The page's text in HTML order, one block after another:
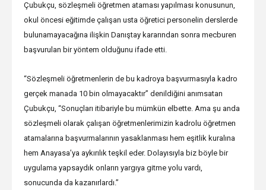
Çubukçu, sözleşmeli öğretmen ataması yapılması konusunun,
okul öncesi eğitimde çalışan usta öğretici personelin derslerde
bulunamayacağına ilişkin Danıştay kararından sonra mecburen
başvurulan bir yöntem olduğunu ifade etti.
“Sözleşmeli öğretmenlerin de bu kadroya başvurmasıyla kadro
gerçek manada 10 bin olmayacaktır” denildiğini anımsatan
Çubukçu, “Sonuçları itibariyle bu mümkün elbette. Ama şu anda
sözleşmeli olarak çalışan öğretmenlerimizin kadrolu öğretmen
atamalarına başvurmalarının yasaklanması hem eşitlik kuralına
hem Anayasa’ya aykırılık teşkil eder. Dolayısıyla biz böyle bir
uygulama yapsaydık onların yargıya gitme yolu vardı,
sonucunda da kazanırlardı.”